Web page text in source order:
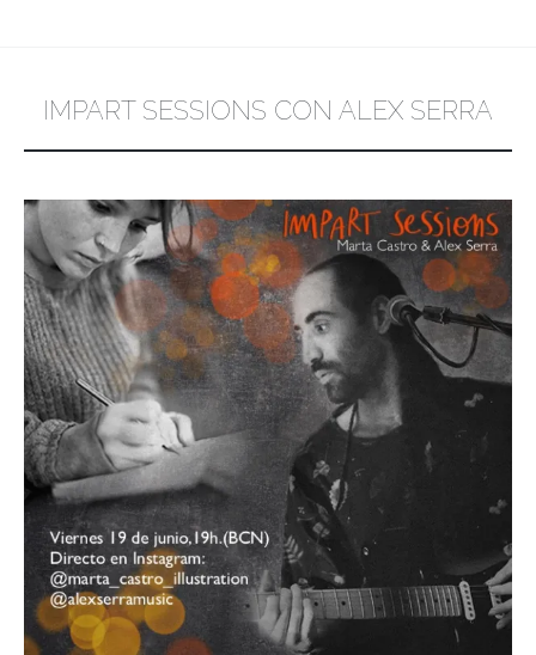
IMPART SESSIONS CON ALEX SERRA